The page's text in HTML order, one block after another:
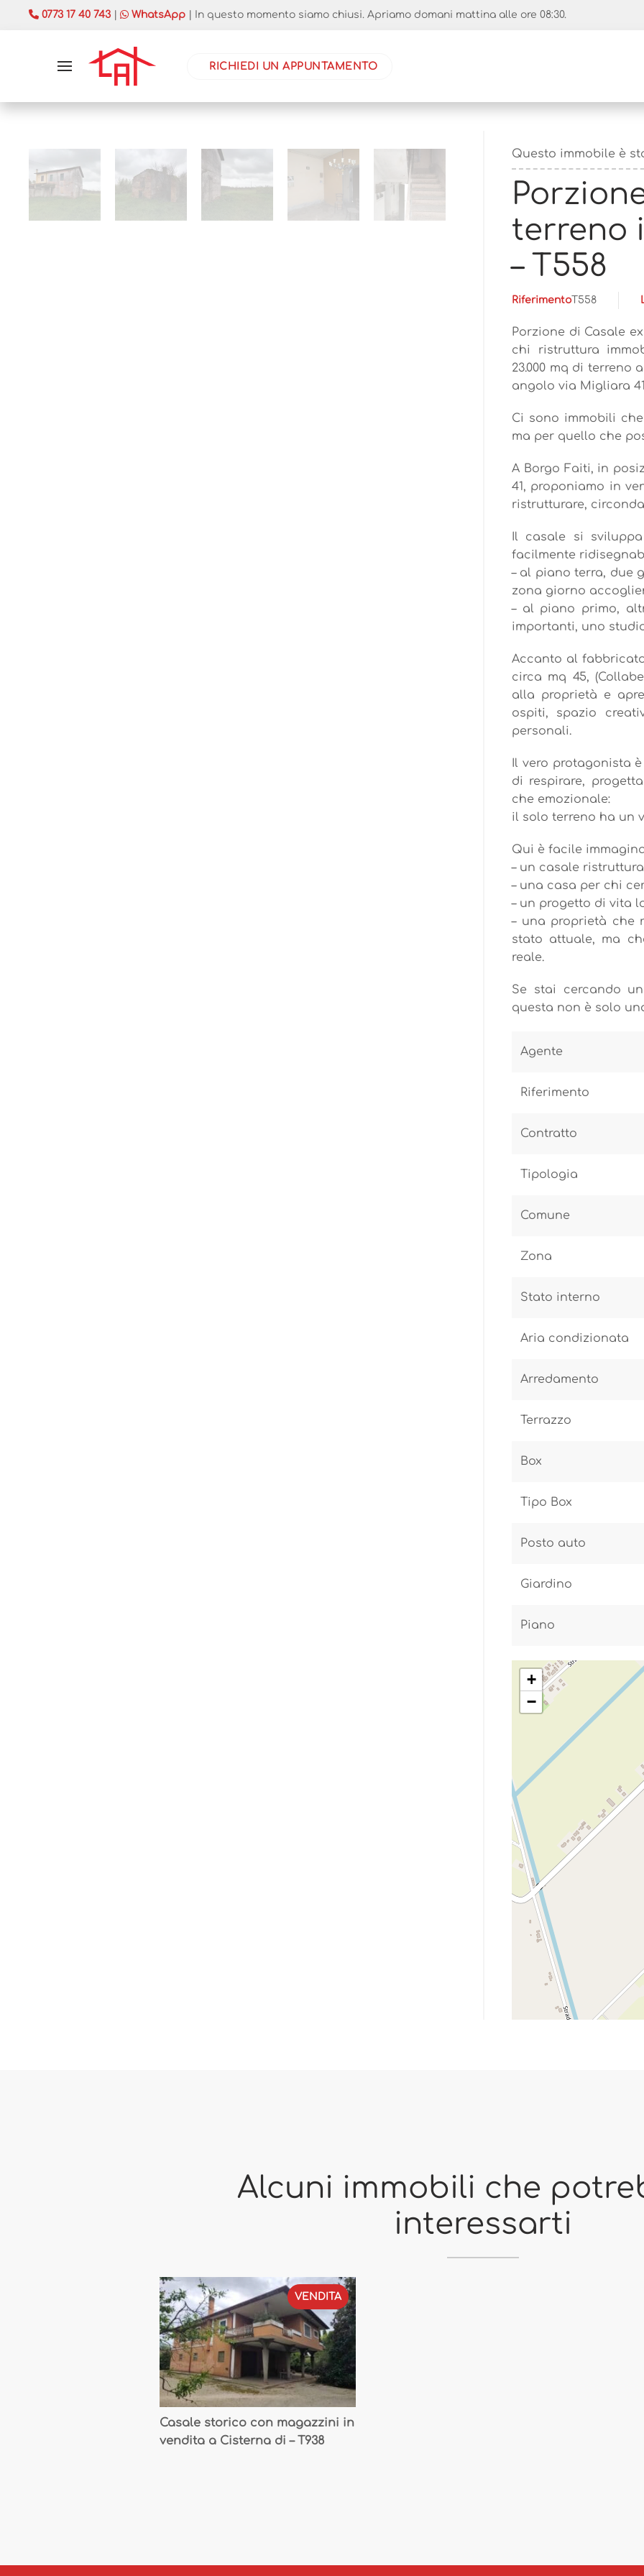
0773 17 40 743 WhatsApp | In questo momento siamo chiusi. Apriamo domani mattina alle ore 08:30.
RICHIEDI UN APPUNTAMENTO
Questo immobile è
terreno
– T558
RiferimentoT558
Porzione di Casale
chi ristruttura
23.000 mq di terreno
angolo via Migliara
Ci sono immobili
ma per quello che
A Borgo Faiti, in
41, proponiamo in
ristrutturare,
Il casale si
facilmente
– al piano terra, due
zona giorno
– al piano primo,
importanti, uno
Accanto al
circa mq 45,
alla proprietà e
ospiti, spazio
personali.
Il vero protagonista
di respirare,
che emozionale:
il solo terreno ha un
Qui è facile
– un casale
– una casa per chi
– un progetto di vita
– una proprietà che
stato attuale, ma
reale.
Se stai cercando
questa non è solo
Agente
Riferimento
Contratto
Tipologia
Comune
Zona
Stato interno
Aria condizionata
Arredamento
Terrazzo
Box
Tipo Box
Posto auto
Giardino
Piano
+
−
Alcuni immobili che
interessarti
Casale storico con magazzini in
vendita a Cisterna di – T938
VENDITA